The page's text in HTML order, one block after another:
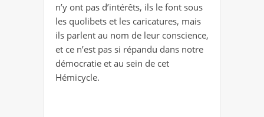
n’y ont pas d’intérêts, ils le font sous
les quolibets et les caricatures, mais
ils parlent au nom de leur conscience,
et ce n’est pas si répandu dans notre
démocratie et au sein de cet
Hémicycle.